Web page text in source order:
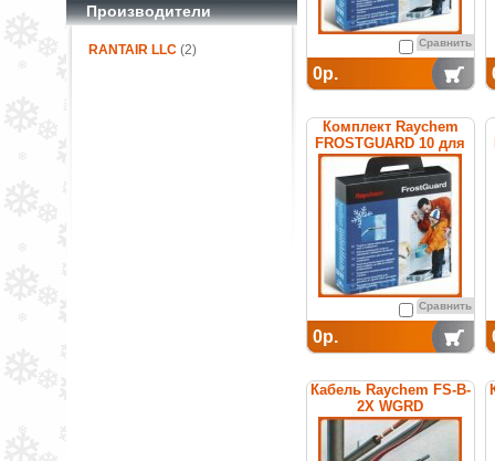
Производители
RANTAIR LLC(2) Сравнить
0р.
Комплект Raychem
FROSTGUARD 10 для
обогрева труб
Сравнить
0р.
Кабель Raychem FS-B-
2X WGRD
саморегулирующийся
греющий